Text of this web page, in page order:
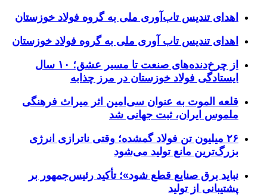
اهدای تندیس تاب‌آوری ملی به گروه فولاد خوزستان
اهدای تندیس تاب آوری ملی به گروه فولاد خوزستان
از چرخ‌دنده‌های صنعت تا مسیر عشق؛ ۱۰ سال
ایستادگی فولاد خوزستان در مرز چذابه
قلعه الموت به عنوان سی‌امین اثر میراث‌ فرهنگی
ملموس ایران، ثبت جهانی شد
۲۶ میلیون تن فولاد گمشده؛ وقتی ناترازی انرژی
بزرگ‌ترین مانع تولید می‌شود
نباید برق صنایع قطع شود»؛ تأکید رئیس‌جمهور بر
پشتیبانی از تولید